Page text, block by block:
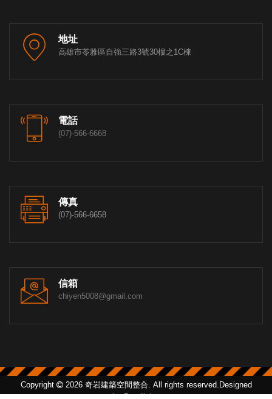
地址
高雄市苓雅區自強三路3號30樓之1C棟
電話
(07)-566-6668
傳真
(07)-566-6658
信箱
chiyen5008@gmail.com
Copyright
2026 奇岩建築空間整合. All rights reserved.Designed
by Bondlink.